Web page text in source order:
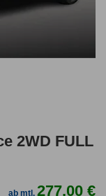
2WD FULL
ab mtl.277,00 €